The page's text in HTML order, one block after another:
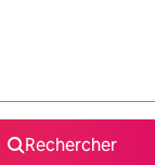
Rechercher